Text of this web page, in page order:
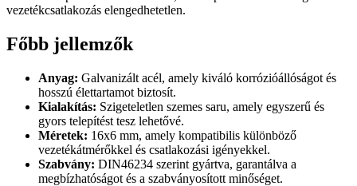
vezetékcsatlakozás elengedhetetlen.
Főbb jellemzők
Anyag: Galvanizált acél, amely kiváló korrózióállóságot és
hosszú élettartamot biztosít.
Kialakítás: Szigeteletlen szemes saru, amely egyszerű és
gyors telepítést tesz lehetővé.
Méretek: 16x6 mm, amely kompatibilis különböző
vezetékátmérőkkel és csatlakozási igényekkel.
Szabvány: DIN46234 szerint gyártva, garantálva a
megbízhatóságot és a szabványosított minőséget.